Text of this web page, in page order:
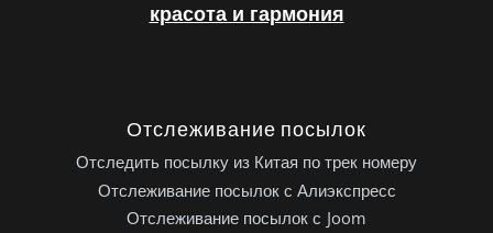
красота и гармония
Отслеживание посылок
Отследить посылку из Китая по трек номеру
Отслеживание посылок с Алиэкспресс
Отслеживание посылок с Joom